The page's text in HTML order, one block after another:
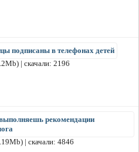
подписаны в телефонах детей
| скачали: 2196
рекомендации
| скачали: 4846